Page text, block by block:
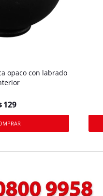
opaco con labrado
129